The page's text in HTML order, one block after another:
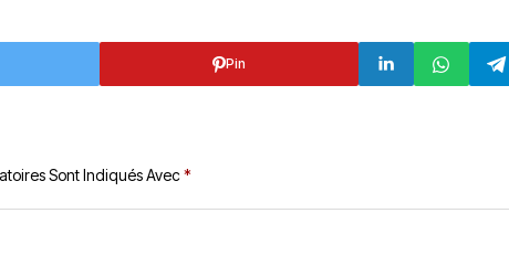
Pin
Sont Indiqués Avec*